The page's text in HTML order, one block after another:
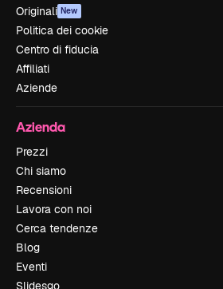
Originali New
Politica dei cookie
Centro di fiducia
Affiliati
Aziende
Azienda
Prezzi
Chi siamo
Recensioni
Lavora con noi
Cerca tendenze
Blog
Eventi
Slidesgo